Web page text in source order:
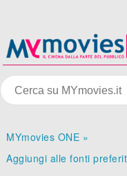
MYmovies ONE »
Aggiungi alle fonti